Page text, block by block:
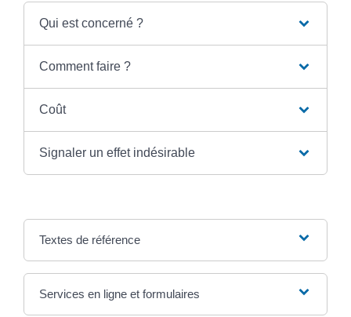
Qui est concerné ?
Comment faire ?
Coût
Signaler un effet indésirable
Textes de référence
Services en ligne et formulaires